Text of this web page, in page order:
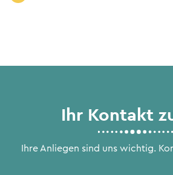
Ihr Kontakt
Ihre Anliegen sind uns wichtig.